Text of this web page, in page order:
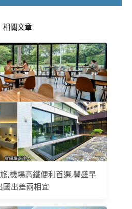
相關文章
,機場高鐵便利首選,豐盛早
國出差兩相宜